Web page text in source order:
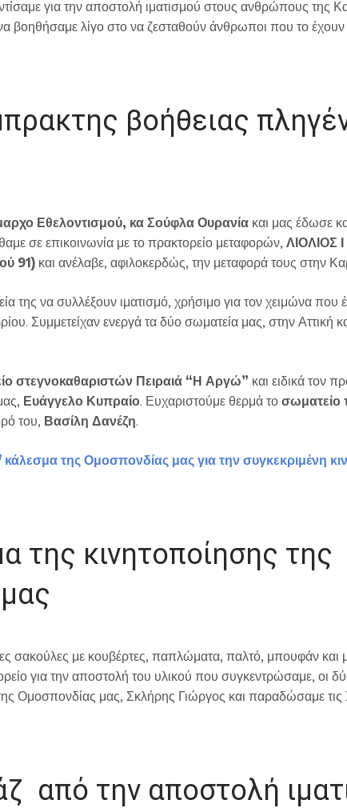
για την αποστολή ιματισμού στους ανθρώπους της
βοηθήσαμε λίγο στο να ζεσταθούν άνθρωποι που το
βοήθειας
Εθελοντισμού, κα Σούφλα Ουρανία και μας έδωσε
σε επικοινωνία με το πρακτορείο μεταφορών, ΛΙΟΛΙΟΣ
91) και ανέλαβε, αφιλοκερδώς, την μεταφορά τους στην
της να συλλέξουν ιματισμό, χρήσιμο για τον χειμώνα που
Συμμετείχαν ενεργά τα δύο σωματεία μας, στην Αττική
στεγνοκαθαριστών Πειραιά “Η Αργώ” και ειδικά τον
Ευάγγελο Κυπραίο. Ευχαριστούμε θερμά το σωματείο
του, Βασίλη Δανέζη.
της Ομοσπονδίας μας για την συγκεκριμένη
της κινητοποίησης της
σακούλες με κουβέρτες, παπλώματα, παλτό, μπουφάν και
για την αποστολή του υλικού που συγκεντρώσαμε, οι
Ομοσπονδίας μας, Σκλήρης Γιώργος και παραδώσαμε τις
από την αποστολή